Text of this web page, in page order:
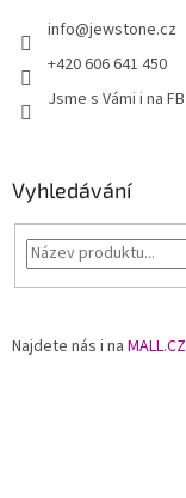
info@jewstone.cz
+420 606 641 450
Jsme s Vámi i na FB
Vyhledávání
Najdete nás i na MALL.CZ